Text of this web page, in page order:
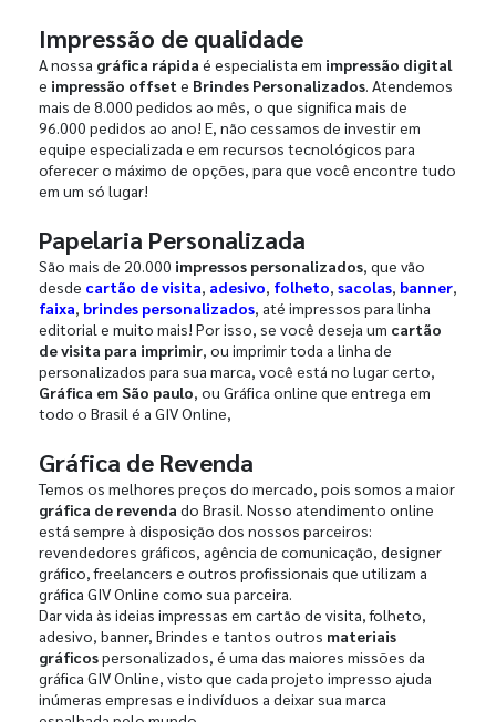
Impressão de qualidade
A nossa gráfica rápida é especialista em impressão digital
e impressão offset e Brindes Personalizados. Atendemos
mais de 8.000 pedidos ao mês, o que significa mais de
96.000 pedidos ao ano! E, não cessamos de investir em
equipe especializada e em recursos tecnológicos para
oferecer o máximo de opções, para que você encontre tudo
em um só lugar!
Papelaria Personalizada
São mais de 20.000 impressos personalizados, que vão
desde cartão de visita, adesivo, folheto, sacolas, banner,
faixa, brindes personalizados, até impressos para linha
editorial e muito mais! Por isso, se você deseja um cartão
de visita para imprimir, ou imprimir toda a linha de
personalizados para sua marca, você está no lugar certo,
Gráfica em São paulo, ou Gráfica online que entrega em
todo o Brasil é a GIV Online,
Gráfica de Revenda
Temos os melhores preços do mercado, pois somos a maior
gráfica de revenda do Brasil. Nosso atendimento online
está sempre à disposição dos nossos parceiros:
revendedores gráficos, agência de comunicação, designer
gráfico, freelancers e outros profissionais que utilizam a
gráfica GIV Online como sua parceira.
Dar vida às ideias impressas em cartão de visita, folheto,
adesivo, banner, Brindes e tantos outros materiais
gráficospersonalizados, é uma das maiores missões da
gráfica GIV Online, visto que cada projeto impresso ajuda
inúmeras empresas e indivíduos a deixar sua marca